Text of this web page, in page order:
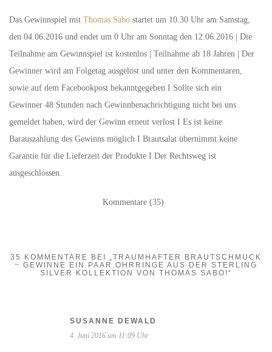
Das Gewinnspiel mit Thomas Sabo startet um 10.30 Uhr am Samstag,
den 04.06.2016 und endet um 0 Uhr am Sonntag den 12.06.2016 | Die
Teilnahme am Gewinnspiel ist kostenlos | Teilnahme ab 18 Jahren | Der
Gewinner wird am Folgetag ausgelost und unter den Kommentaren,
sowie auf dem Facebookpost bekanntgegeben I Sollte sich ein
Gewinner 48 Stunden nach Gewinnbenachrichtigung nicht bei uns
gemeldet haben, wird der Gewinn erneut verlost I Es ist keine
Barauszahlung des Gewinns möglich I Brautsalat übernimmt keine
Garantie für die Lieferzeit der Produkte I Der Rechtsweg ist
ausgeschlossen.
Kommentare (35)
35 KOMMENTARE BEI „TRAUMHAFTER BRAUTSCHMUCK
~ GEWINNE EIN PAAR OHRRINGE AUS DER STERLING
SILVER KOLLEKTION VON THOMAS SABO!“
SUSANNE DEWALD
4. Juni 2016 um 11:09 Uhr